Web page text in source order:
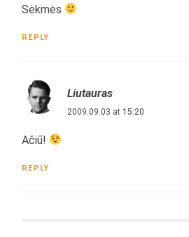
Sėkmės
REPLY
Liutauras
2009.09.03 at 15:20
Ačiū!
REPLY